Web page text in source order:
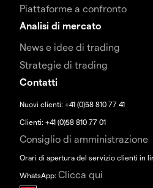
Piattaforme a confronto
Analisi di mercato
News e idee di trading
Strategie di trading
Contatti
Nuovi clienti: +41 (0)58 810 77 41
Clienti: +41 (0)58 810 77 01
Consiglio di amministrazione
Orari di apertura del servizio clienti in
WhatsApp: Clicca qui